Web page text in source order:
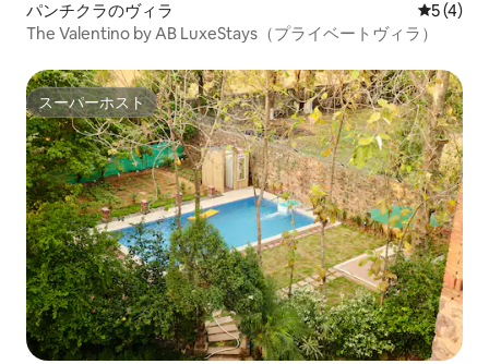
パンチクラのヴィラ レビュー
5 (4)
The Valentino by AB LuxeStays（プライベートヴィラ）
スーパーホスト
スーパーホスト